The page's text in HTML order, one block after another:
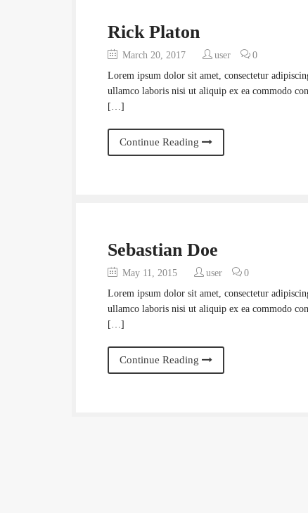
Rick Platon
March 20, 2017 user
0
Lorem ipsum dolor sit amet, consectetur
ullamco laboris nisi ut aliquip ex ea commodo
[…]
Continue Reading
Sebastian Doe
May 11, 2015 user
0
Lorem ipsum dolor sit amet, consectetur
ullamco laboris nisi ut aliquip ex ea commodo
[…]
Continue Reading